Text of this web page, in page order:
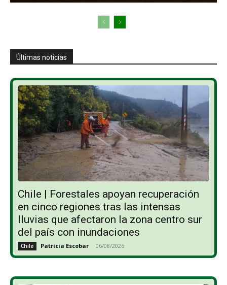
Últimas noticias
Chile | Forestales apoyan recuperación
en cinco regiones tras las intensas
lluvias que afectaron la zona centro sur
del país con inundaciones
Chile Patricia Escobar - 06/08/2026